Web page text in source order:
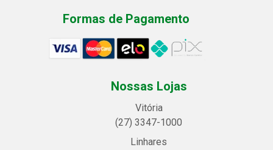
Formas de Pagamento
Nossas Lojas
Vitória
(27) 3347-1000
Linhares